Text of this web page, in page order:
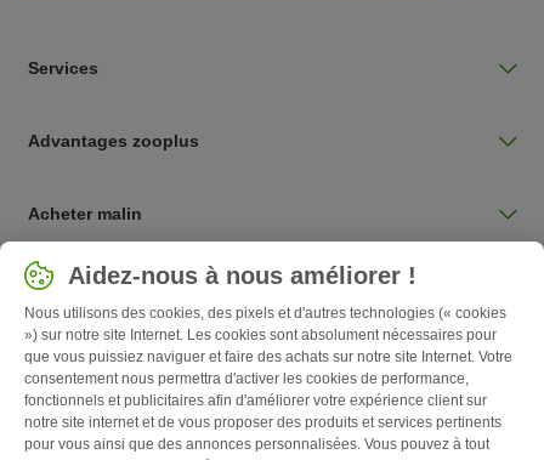
Services
Advantages zooplus
Acheter malin
Sélectionnez votre pays
Belgique / BE
Follow zooplus
Aidez-nous à nous améliorer !
Nous utilisons des cookies, des pixels et d'autres technologies (« cookies
») sur notre site Internet. Les cookies sont absolument nécessaires pour
que vous puissiez naviguer et faire des achats sur notre site Internet. Votre
consentement nous permettra d'activer les cookies de performance,
fonctionnels et publicitaires afin d'améliorer votre expérience client sur
notre site internet et de vous proposer des produits et services pertinents
pour vous ainsi que des annonces personnalisées. Vous pouvez à tout